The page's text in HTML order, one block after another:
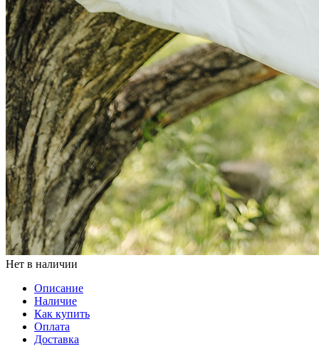
Нет в наличии
Описание
Наличие
Как купить
Оплата
Доставка